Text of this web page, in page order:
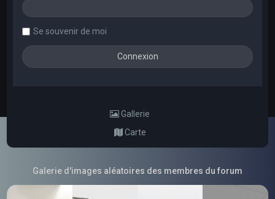
Se souvenir de moi
Gallerie
Carte
Galerie d'images aléatoires des membres du forum